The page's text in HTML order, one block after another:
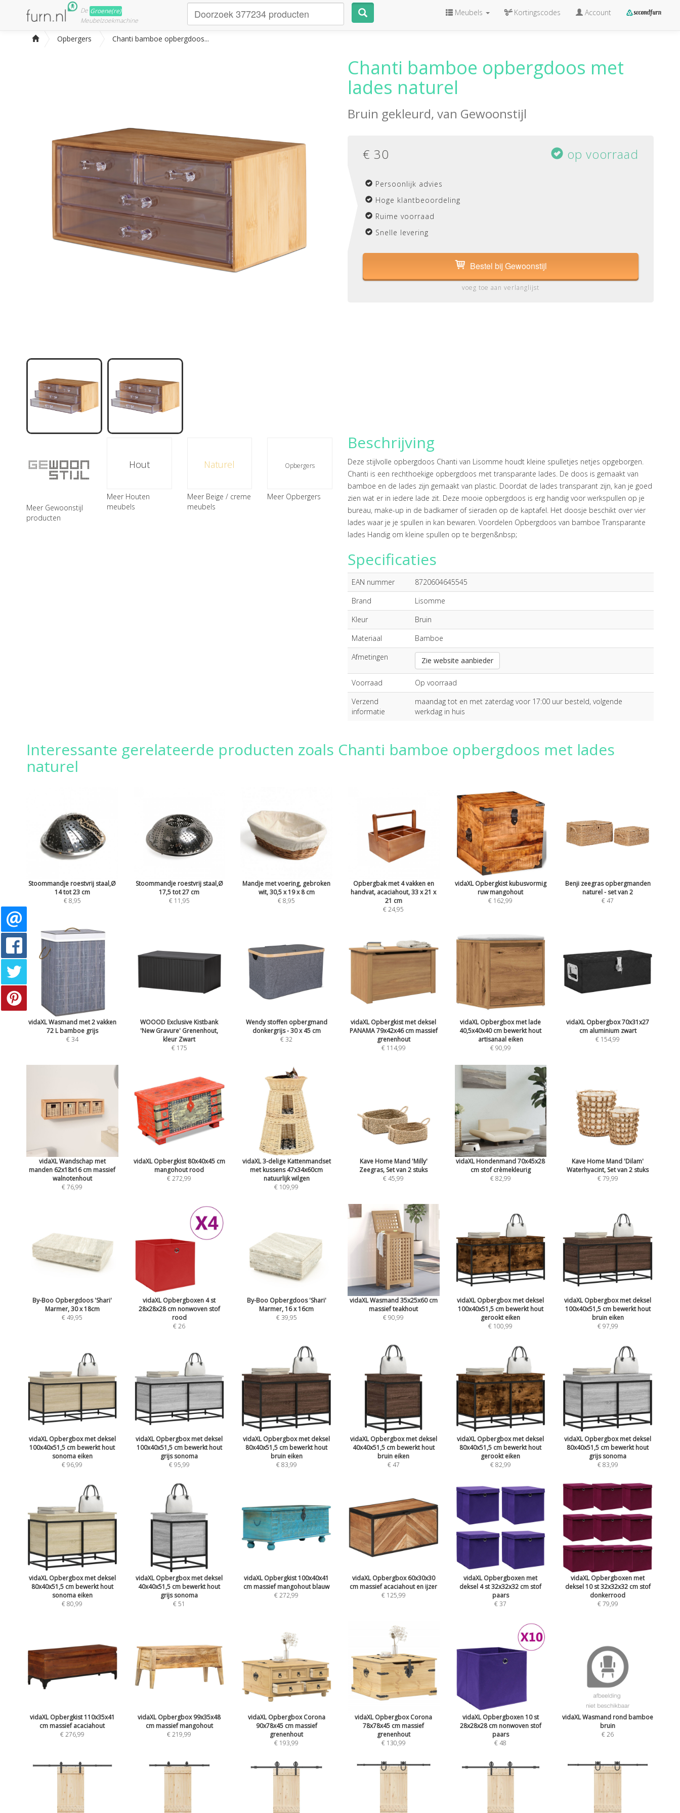
De Groene(re)
Meubelzoekmachine
Meubels Kortingscodes Account
Opbergers Chanti bamboe opbergdoos...
Chanti bamboe opbergdoos met
lades naturel
Bruin gekleurd, van Gewoonstijl
€ 30 op voorraad
Persoonlijk advies
Hoge klantbeoordeling
Ruime voorraad
Snelle levering
Bestel bij Gewoonstijl
voeg toe aan verlanglijst
Meer Gewoonstijl
producten
Hout
Meer Houten
meubels
Naturel
Meer Beige / creme
meubels
Opbergers
Meer Opbergers
Beschrijving
Deze stijlvolle opbergdoos Chanti van Lisomme houdt kleine spulletjes netjes opgeborgen.
Chanti is een rechthoekige opbergdoos met transparante lades. De doos is gemaakt van
bamboe en de lades zijn gemaakt van plastic. Doordat de lades transparant zijn, kan je goed
zien wat er in iedere lade zit. Deze mooie opbergdoos is erg handig voor werkspullen op je
bureau, make-up in de badkamer of sieraden op de kaptafel. Het doosje beschikt over vier
lades waar je je spullen in kan bewaren. Voordelen Opbergdoos van bamboe Transparante
lades Handig om kleine spullen op te bergen&nbsp;
Specificaties
EAN nummer
8720604645545
Brand
Lisomme
Kleur
Bruin
Materiaal
Bamboe
Afmetingen
Zie website aanbieder
Voorraad
Op voorraad
Verzend
informatie
maandag tot en met zaterdag voor 17:00 uur besteld, volgende
werkdag in huis
Interessante gerelateerde producten zoals Chanti bamboe opbergdoos met lades
naturel
Stoommandje roestvrij staal,Ø
14 tot 23 cm
€ 8,95
Stoommandje roestvrij staal,Ø
17,5 tot 27 cm
€ 11,95
Mandje met voering, gebroken
wit, 30,5 x 19 x 8 cm
€ 8,95
Opbergbak met 4 vakken en
handvat, acaciahout, 33 x 21 x
21 cm
€ 24,95
vidaXL Opbergkist kubusvormig
ruw mangohout
€ 162,99
Benji zeegras opbergmanden
naturel - set van 2
€ 47
vidaXL Wasmand met 2 vakken
72 L bamboe grijs
€ 34
WOOOD Exclusive Kistbank
'New Gravure' Grenenhout,
kleur Zwart
€ 175
Wendy stoffen opbergmand
donkergrijs - 30 x 45 cm
€ 32
vidaXL Opbergkist met deksel
PANAMA 79x42x46 cm massief
grenenhout
€ 114,99
vidaXL Opbergbox met lade
40,5x40x40 cm bewerkt hout
artisanaal eiken
€ 90,99
vidaXL Opbergbox 70x31x27
cm aluminium zwart
€ 154,99
vidaXL Wandschap met
manden 62x18x16 cm massief
walnotenhout
€ 76,99
vidaXL Opbergkist 80x40x45 cm
mangohout rood
€ 272,99
vidaXL 3-delige Kattenmandset
met kussens 47x34x60cm
natuurlijk wilgen
€ 109,99
Kave Home Mand 'Milly'
Zeegras, Set van 2 stuks
€ 45,99
vidaXL Hondenmand 70x45x28
cm stof crèmekleurig
€ 82,99
Kave Home Mand 'Dilam'
Waterhyacint, Set van 2 stuks
€ 79,99
By-Boo Opbergdoos 'Shari'
Marmer, 30 x 18cm
€ 49,95
vidaXL Opbergboxen 4 st
28x28x28 cm nonwoven stof
rood
€ 26
By-Boo Opbergdoos 'Shari'
Marmer, 16 x 16cm
€ 39,95
vidaXL Wasmand 35x25x60 cm
massief teakhout
€ 90,99
vidaXL Opbergbox met deksel
100x40x51,5 cm bewerkt hout
gerookt eiken
€ 100,99
vidaXL Opbergbox met deksel
100x40x51,5 cm bewerkt hout
bruin eiken
€ 97,99
vidaXL Opbergbox met deksel
100x40x51,5 cm bewerkt hout
sonoma eiken
€ 96,99
vidaXL Opbergbox met deksel
100x40x51,5 cm bewerkt hout
grijs sonoma
€ 95,99
vidaXL Opbergbox met deksel
80x40x51,5 cm bewerkt hout
bruin eiken
€ 83,99
vidaXL Opbergbox met deksel
40x40x51,5 cm bewerkt hout
bruin eiken
€ 47
vidaXL Opbergbox met deksel
80x40x51,5 cm bewerkt hout
gerookt eiken
€ 82,99
vidaXL Opbergbox met deksel
80x40x51,5 cm bewerkt hout
grijs sonoma
€ 83,99
vidaXL Opbergbox met deksel
80x40x51,5 cm bewerkt hout
sonoma eiken
€ 80,99
vidaXL Opbergbox met deksel
40x40x51,5 cm bewerkt hout
grijs sonoma
€ 51
vidaXL Opbergkist 100x40x41
cm massief mangohout blauw
€ 272,99
vidaXL Opbergbox 60x30x30
cm massief acaciahout en ijzer
€ 125,99
vidaXL Opbergboxen met
deksel 4 st 32x32x32 cm stof
paars
€ 37
vidaXL Opbergboxen met
deksel 10 st 32x32x32 cm stof
donkerrood
€ 79,99
vidaXL Opbergkist 110x35x41
cm massief acaciahout
€ 276,99
vidaXL Opbergbox 99x35x48
cm massief mangohout
€ 219,99
vidaXL Opbergbox Corona
90x78x45 cm massief
grenenhout
€ 193,99
vidaXL Opbergbox Corona
78x78x45 cm massief
grenenhout
€ 130,99
vidaXL Opbergboxen 10 st
28x28x28 cm nonwoven stof
paars
€ 48
vidaXL Wasmand rond bamboe
bruin
€ 26